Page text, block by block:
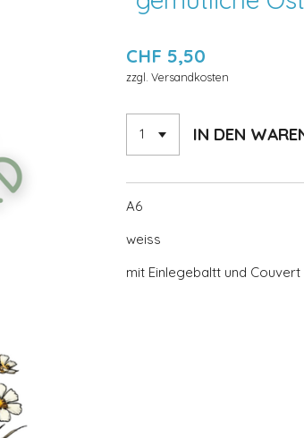
CHF 5,50
zzgl. Versandkosten
IN DEN
A6
weiss
mit Einlegebaltt und Couvert